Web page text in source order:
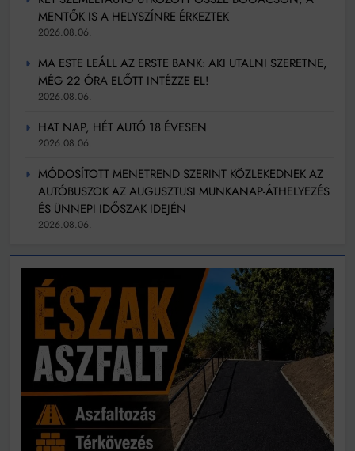
MENTŐK IS A HELYSZÍNRE ÉRKEZTEK
2026.08.06.
MA ESTE LEÁLL AZ ERSTE BANK: AKI UTALNI SZERETNE,
MÉG 22 ÓRA ELŐTT INTÉZZE EL!
2026.08.06.
HAT NAP, HÉT AUTÓ 18 ÉVESEN
2026.08.06.
MÓDOSÍTOTT MENETREND SZERINT KÖZLEKEDNEK AZ
AUTÓBUSZOK AZ AUGUSZTUSI MUNKANAP-ÁTHELYEZÉS
ÉS ÜNNEPI IDŐSZAK IDEJÉN
2026.08.06.